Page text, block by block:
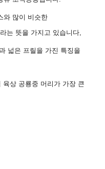
와 많이 비슷한
는 뜻을 가지고 있습니다,
넓은 프릴을 가진 특징을
상 공룡중 머리가 가장 큰